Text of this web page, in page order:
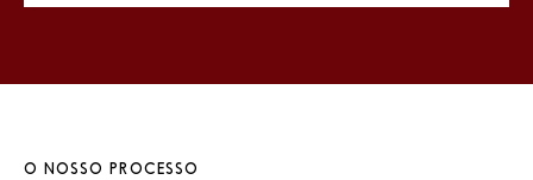
O NOSSO PROCESSO